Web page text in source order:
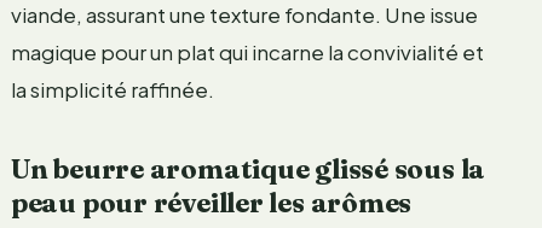
viande, assurant une texture fondante. Une issue
magique pour un plat qui incarne la convivialité et
la simplicité raffinée.
Un beurre aromatique glissé sous la
peau pour réveiller les arômes